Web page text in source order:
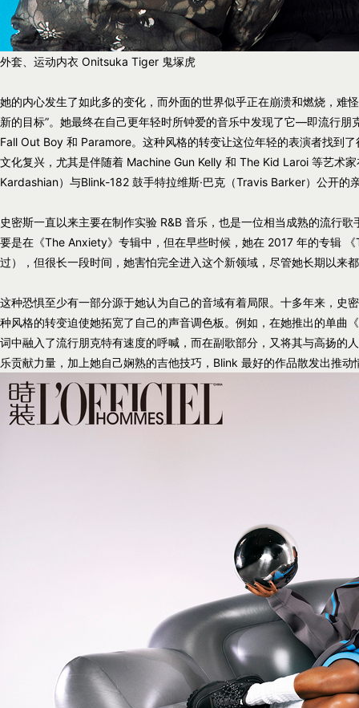
外套、运动内衣 Onitsuka Tiger 鬼塚虎
她的内心发生了如此多的变化，而外面的世界似乎正在崩溃和燃烧，难
新的目标”。她最终在自己更年轻时所钟爱的音乐中发现了它—即流行
Fall Out Boy 和 Paramore。这种风格的转变让这位年轻的表演者找到
文化复兴，尤其是伴随着 Machine Gun Kelly 和 The Kid Laroi 等艺术
Kardashian）与Blink-182 鼓手特拉维斯·巴克（Travis Barker）公开的
史密斯一直以来主要在制作实验 R&B 音乐，也是一位相当成熟的流行
要是在《The Anxiety》专辑中，但在早些时候，她在 2017 年的专辑
过），但很长一段时间，她害怕完全进入这个新领域，尽管她长期以来
这种恐惧至少有一部分源于她认为自己的音域有着局限。十多年来，史
种风格的转变迫使她拓宽了自己的声音调色板。例如，在她推出的单曲
词中融入了流行朋克特有速度的呼喊，而在副歌部分，又将其与高扬的
乐贡献力量，加上她自己娴熟的吉他技巧，Blink 最好的作品散发出推动